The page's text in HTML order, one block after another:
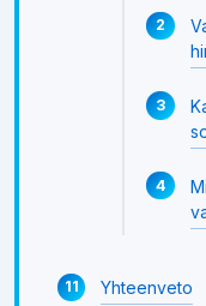
Yhteenveto